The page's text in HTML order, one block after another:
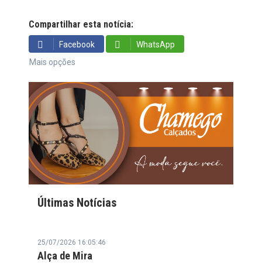
Compartilhar esta notícia:
Facebook
WhatsApp
Mais opções
Últimas Notícias
25/07/2026 16:05:46
Alça de Mira